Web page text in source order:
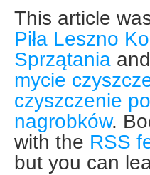
This article
Piła Leszno
Sprzątania
mycie
czyszczenie
nagrobków.
with the RSS
but you can